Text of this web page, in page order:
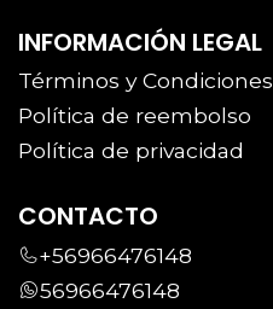
INFORMACIÓN LEGAL
Términos y Condiciones
Política de reembolso
Política de privacidad
CONTACTO
+56966476148
56966476148